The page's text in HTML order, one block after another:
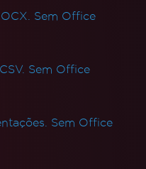
Sem Office
Sem Office
Sem Office